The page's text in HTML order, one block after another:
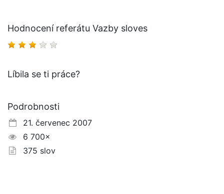
Hodnocení referátu Vazby sloves
Líbila se ti práce?
Podrobnosti
21. červenec 2007
6 700×
375 slov